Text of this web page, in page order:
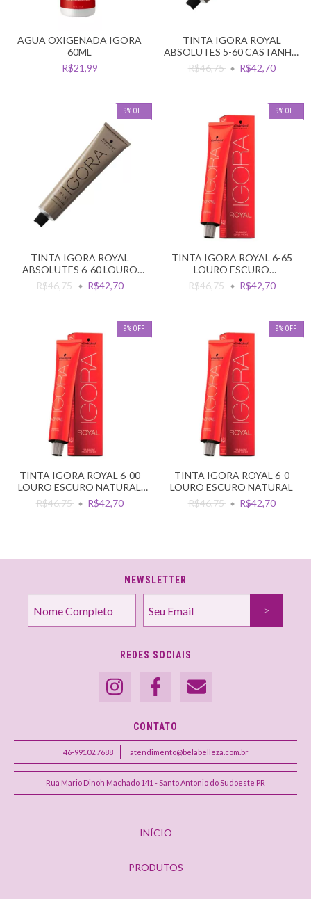
AGUA OXIGENADA IGORA
60ML
R$21,99
TINTA IGORA ROYAL
ABSOLUTES 5-60 CASTANHO
CLARO CHOCOLATE NAT
R$46,75 R$42,70
9% OFF
TINTA IGORA ROYAL
ABSOLUTES 6-60 LOURO
ESCURO CHOCOLATE NATUR
R$46,75 R$42,70
9% OFF
TINTA IGORA ROYAL 6-65
LOURO ESCURO
CHOCOLATE DOURADO
R$46,75 R$42,70
9% OFF
TINTA IGORA ROYAL 6-00
LOURO ESCURO NATURAL
INTENSO
R$46,75 R$42,70
9% OFF
TINTA IGORA ROYAL 6-0
LOURO ESCURO NATURAL
R$46,75
R$42,70
NEWSLETTER
REDES SOCIAIS
CONTATO
46-99102.7688 atendimento@belabelleza.com.br
Rua Mario Dinoh Machado 141 - Santo Antonio do Sudoeste PR
INÍCIO
PRODUTOS